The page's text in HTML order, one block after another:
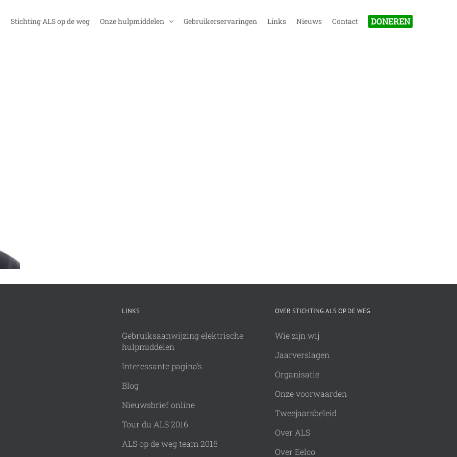
Stichting ALS op de weg Onze hulpmiddelen Gebruikerservaringen Links Nieuws Contact DONEREN
LINKS
Gebruiksaanwijzing elektrische
hulpmiddelen
Interessante pagina's
Blog
Nieuwsbrief online
Tour du ALS 2016
ALS op de weg team 2016
OVER STICHTING ALS OP DE WEG
Wie zijn wij
Jaarverslagen
Organisatie
Onze voorwaarden
Tweejaarsbeleid
Over ALS
Over Eelco